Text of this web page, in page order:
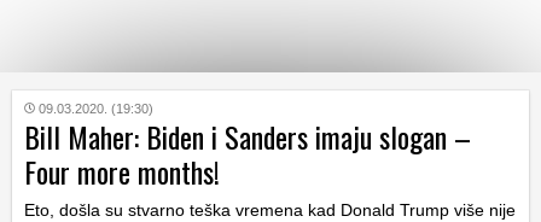
KATEGORIJE
HRVATSKI
09.03.2020. (19:30)
Bill Maher: Biden i Sanders imaju slogan –
Four more months!
Eto, došla su stvarno teška vremena kad Donald Trump više nije